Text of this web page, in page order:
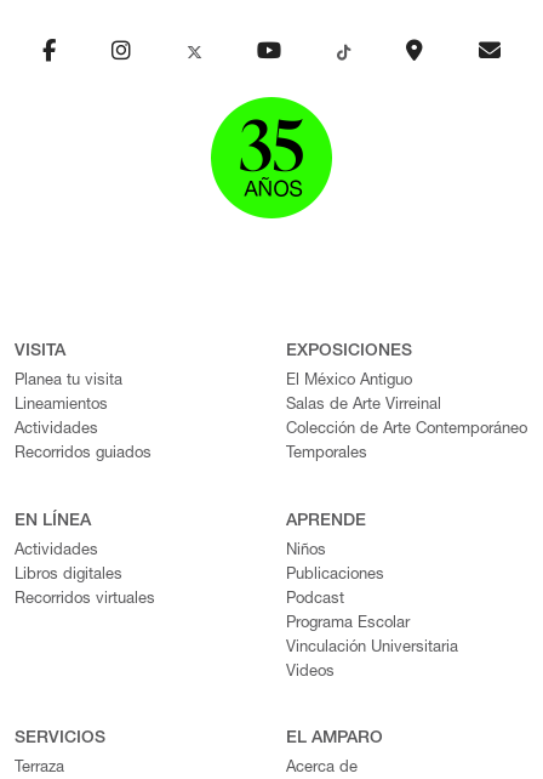
VISITA
Planea tu visita
Lineamientos
Actividades
Recorridos guiados
EXPOSICIONES
El México Antiguo
Salas de Arte Virreinal
Colección de Arte Contemporáneo
Temporales
EN LÍNEA
Actividades
Libros digitales
Recorridos virtuales
APRENDE
Niños
Publicaciones
Podcast
Programa Escolar
Vinculación Universitaria
Videos
SERVICIOS
Terraza
EL AMPARO
Acerca de